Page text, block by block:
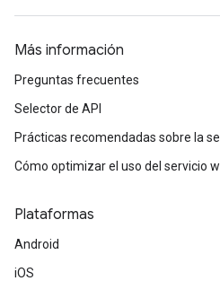
Más información
Preguntas frecuentes
Selector de API
Prácticas recomendadas sobre la
Cómo optimizar el uso del servicio
Plataformas
Android
iOS